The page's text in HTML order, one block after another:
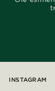
INSTAGRAM